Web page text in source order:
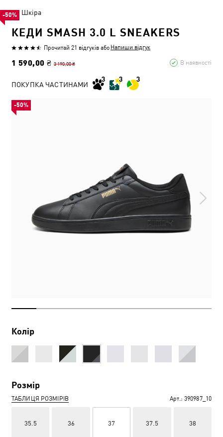
Шкіра
КЕДИ SMASH 3.0 L SNEAKERS
Прочитай 21 відгуків або Напиши відгук
1 590,00 ₴ 3 190,00 ₴ В наявності
-50%
ПОКУПКА ЧАСТИНАМИ
Колір
Розмір
ТАБЛИЦЯ РОЗМІРІВ Арт.: 390987_10
35.5 36 37 37.5 38
-50%